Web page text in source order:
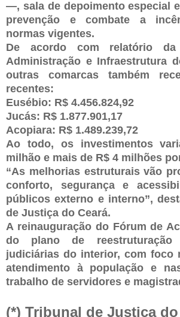
—, sala de depoimento especial
prevenção e combate a
normas vigentes.
De acordo com relatório da
Administração e Infraestrutura
outras comarcas também
recentes:
Eusébio: R$ 4.456.824,92
Jucás: R$ 1.877.901,17
Acopiara: R$ 1.489.239,72
Ao todo, os investimentos
milhão e mais de R$ 4 milhões
“As melhorias estruturais vão
conforto, segurança e
públicos externo e interno”,
de Justiça do Ceará.
A reinauguração do Fórum de
do plano de reestruturação
judiciárias do interior, com foco
atendimento à população e
trabalho de servidores e
(*) Tribunal de Justiça do